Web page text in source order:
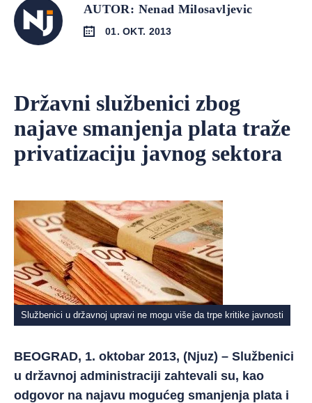
AUTOR: Nenad Milosavljevic
01. OKT. 2013
Državni službenici zbog
najave smanjenja plata traže
privatizaciju javnog sektora
Službenici u državnoj upravi ne mogu više da trpe kritike javnosti
BEOGRAD, 1. oktobar 2013, (Njuz) – Službenici
u državnoj administraciji zahtevali su, kao
odgovor na najavu mogućeg smanjenja plata i